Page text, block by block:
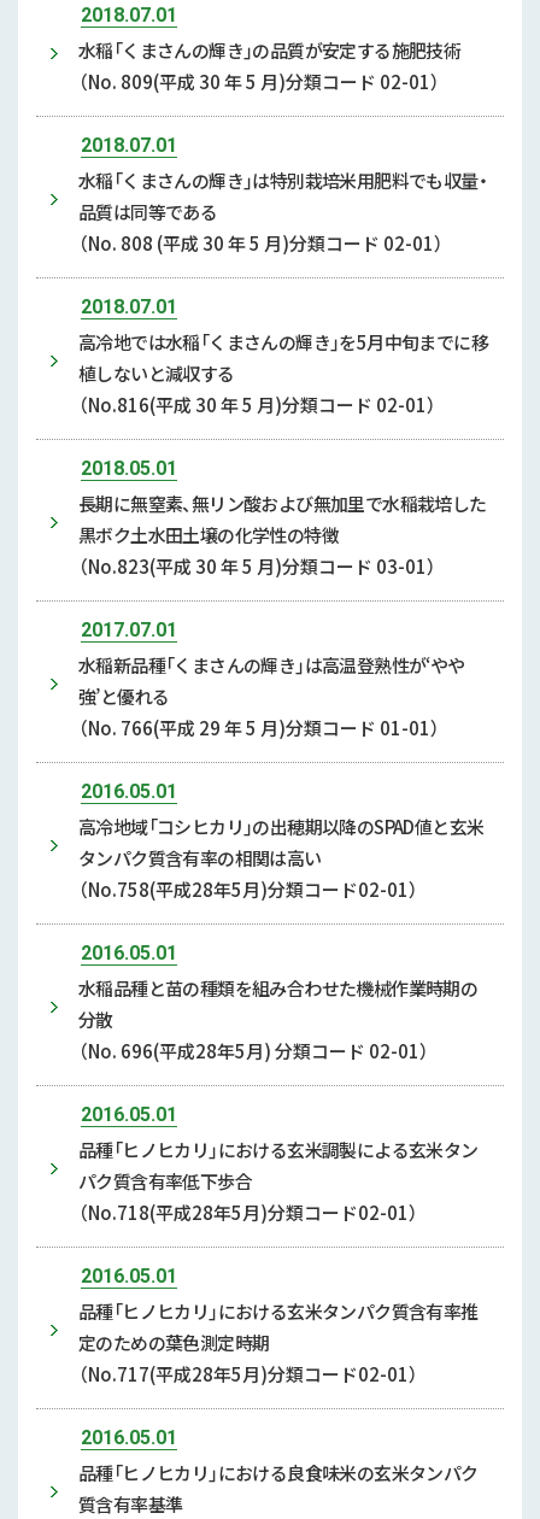
2018.07.01
水稲「くまさんの輝き」の品質が安定する施肥技術
（No. 809(平成 30 年 5 月)分類コード 02-01）
2018.07.01
水稲「くまさんの輝き」は特別栽培米用肥料でも収量・
品質は同等である
（No. 808 (平成 30 年 5 月)分類コード 02-01）
2018.07.01
高冷地では水稲「くまさんの輝き」を5月中旬までに移
植しないと減収する
（No.816(平成 30 年 5 月)分類コード 02-01）
2018.05.01
長期に無窒素、無リン酸および無加里で水稲栽培した
黒ボク土水田土壌の化学性の特徴
（No.823(平成 30 年 5 月)分類コード 03-01）
2017.07.01
水稲新品種「くまさんの輝き」は高温登熟性が‘やや
強’と優れる
（No. 766(平成 29 年 5 月)分類コード 01-01）
2016.05.01
高冷地域「コシヒカリ」の出穂期以降のSPAD値と玄米
タンパク質含有率の相関は高い
（No.758(平成28年5月)分類コード02-01）
2016.05.01
水稲品種と苗の種類を組み合わせた機械作業時期の
分散
（No. 696(平成28年5月) 分類コード 02-01）
2016.05.01
品種「ヒノヒカリ」における玄米調製による玄米タン
パク質含有率低下歩合
（No.718(平成28年5月)分類コード02-01）
2016.05.01
品種「ヒノヒカリ」における玄米タンパク質含有率推
定のための葉色測定時期
（No.717(平成28年5月)分類コード02-01）
2016.05.01
品種「ヒノヒカリ」における良食味米の玄米タンパク
質含有率基準